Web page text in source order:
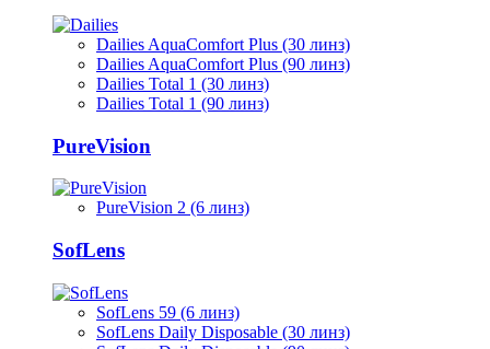
Dailies AquaComfort Plus (30 линз)
Dailies AquaComfort Plus (90 линз)
Dailies Total 1 (30 линз)
Dailies Total 1 (90 линз)
PureVision
PureVision 2 (6 линз)
SofLens
SofLens 59 (6 линз)
SofLens Daily Disposable (30 линз)